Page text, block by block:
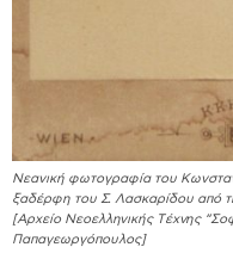
Νεανική φωτογραφία του
ξαδέρφη του Σ. Λασκαρίδου από
[Αρχείο Νεοελληνικής Τέχνης
Παπαγεωργόπουλος]